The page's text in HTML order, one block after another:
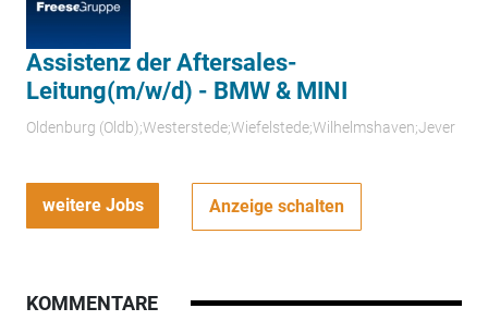
Assistenz der Aftersales-
Leitung(m/w/d) - BMW & MINI
Oldenburg (Oldb);Westerstede;Wiefelstede;Wilhelmshaven;Jever
weitere Jobs Anzeige schalten
KOMMENTARE